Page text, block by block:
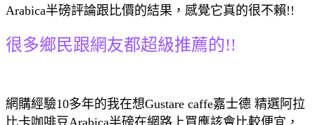
Arabica半磅評論跟比價的結果，感覺它真的很不賴!!
很多鄉民跟網友都超級推薦的!!
網購經驗10多年的我在想Gustare caffe嘉士德 精選阿拉
比卡咖啡豆Arabica半磅在網路上買應該會比較便宜，